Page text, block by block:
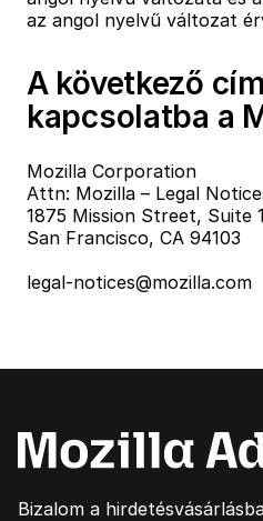
az angol nyelvű változat
A következő
kapcsolatba a
Mozilla Corporation
Attn: Mozilla – Legal
1875 Mission Street, Suite
San Francisco, CA 94103
legal-notices@mozilla.com
Bizalom a